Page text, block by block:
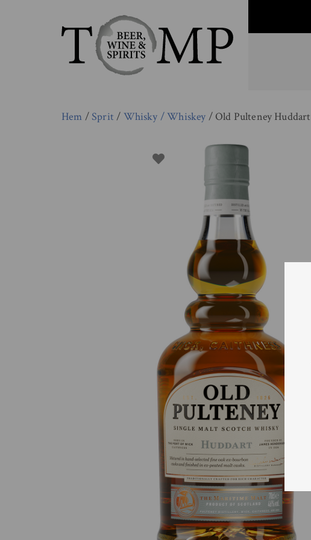
Hem / Sprit / Whisky / Whiskey / Old Pulteney Huddart